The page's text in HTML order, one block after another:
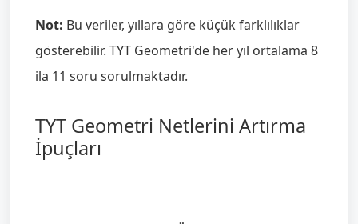
Not: Bu veriler, yıllara göre küçük farklılıklar
gösterebilir. TYT Geometri'de her yıl ortalama 8
ila 11 soru sorulmaktadır.
TYT Geometri Netlerini Artırma
İpuçları